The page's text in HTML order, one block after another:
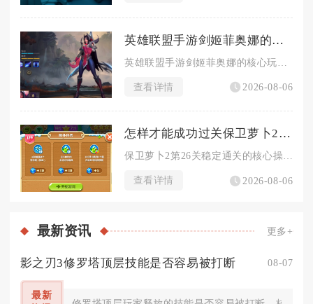
英雄联盟手游剑姬菲奥娜的玩法和其他英雄有何不同
查看详情 2026-08-06
怎样才能成功过关保卫萝卜2第26关
保卫萝卜2第26关稳定通关的核心操作流程是开局极速解锁全部太...
查看详情 2026-08-06
最新资讯 更多+
影之刃3修罗塔顶层技能是否容易被打断 08-07
最新